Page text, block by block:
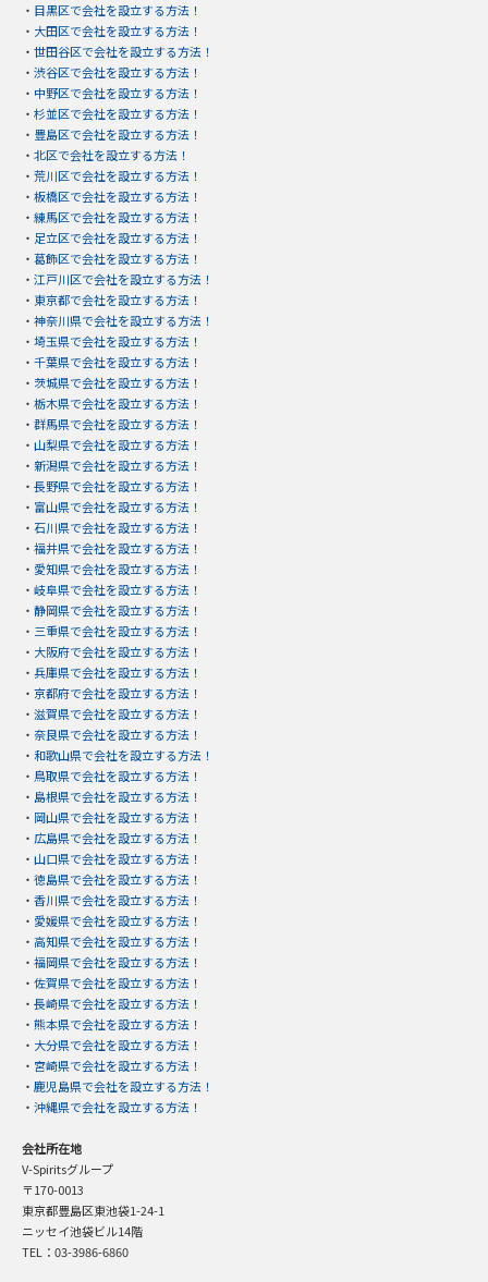
・ 目黒区で会社を設立する方法！
・ 大田区で会社を設立する方法！
・ 世田谷区で会社を設立する方法！
・ 渋谷区で会社を設立する方法！
・ 中野区で会社を設立する方法！
・ 杉並区で会社を設立する方法！
・ 豊島区で会社を設立する方法！
・ 北区で会社を設立する方法！
・ 荒川区で会社を設立する方法！
・ 板橋区で会社を設立する方法！
・ 練馬区で会社を設立する方法！
・ 足立区で会社を設立する方法！
・ 葛飾区で会社を設立する方法！
・ 江戸川区で会社を設立する方法！
・ 東京都で会社を設立する方法！
・ 神奈川県で会社を設立する方法！
・ 埼玉県で会社を設立する方法！
・ 千葉県で会社を設立する方法！
・ 茨城県で会社を設立する方法！
・ 栃木県で会社を設立する方法！
・ 群馬県で会社を設立する方法！
・ 山梨県で会社を設立する方法！
・ 新潟県で会社を設立する方法！
・ 長野県で会社を設立する方法！
・ 富山県で会社を設立する方法！
・ 石川県で会社を設立する方法！
・ 福井県で会社を設立する方法！
・ 愛知県で会社を設立する方法！
・ 岐阜県で会社を設立する方法！
・ 静岡県で会社を設立する方法！
・ 三重県で会社を設立する方法！
・ 大阪府で会社を設立する方法！
・ 兵庫県で会社を設立する方法！
・ 京都府で会社を設立する方法！
・ 滋賀県で会社を設立する方法！
・ 奈良県で会社を設立する方法！
・ 和歌山県で会社を設立する方法！
・ 鳥取県で会社を設立する方法！
・ 島根県で会社を設立する方法！
・ 岡山県で会社を設立する方法！
・ 広島県で会社を設立する方法！
・ 山口県で会社を設立する方法！
・ 徳島県で会社を設立する方法！
・ 香川県で会社を設立する方法！
・ 愛媛県で会社を設立する方法！
・ 高知県で会社を設立する方法！
・ 福岡県で会社を設立する方法！
・ 佐賀県で会社を設立する方法！
・ 長崎県で会社を設立する方法！
・ 熊本県で会社を設立する方法！
・ 大分県で会社を設立する方法！
・ 宮崎県で会社を設立する方法！
・ 鹿児島県で会社を設立する方法！
・ 沖縄県で会社を設立する方法！
会社所在地
V-Spiritsグループ
〒170-0013
東京都豊島区東池袋1-24-1
ニッセイ池袋ビル14階
TEL：03-3986-6860